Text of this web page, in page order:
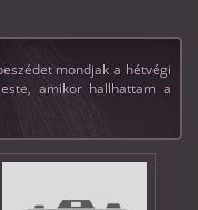
mondjak a hétvégi
amikor hallhattam a